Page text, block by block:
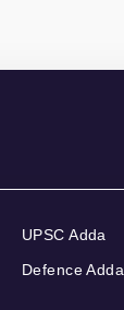
UPSC Adda
Defence Adda